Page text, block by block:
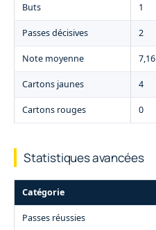
Buts 1
Passes décisives 2
Note moyenne 7,16
Cartons jaunes 4
Cartons rouges 0
Statistiques avancées
Catégorie
Passes réussies